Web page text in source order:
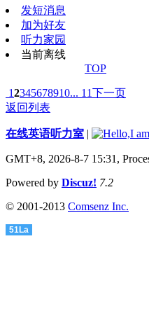
发短消息
加为好友
听力家园
当前离线
TOP
12345678910... 11下一页
返回列表
在线英语听力室 |
GMT+8, 2026-8-7 15:31,
Powered by Discuz! 7.2
© 2001-2013 Comsenz Inc.
51La